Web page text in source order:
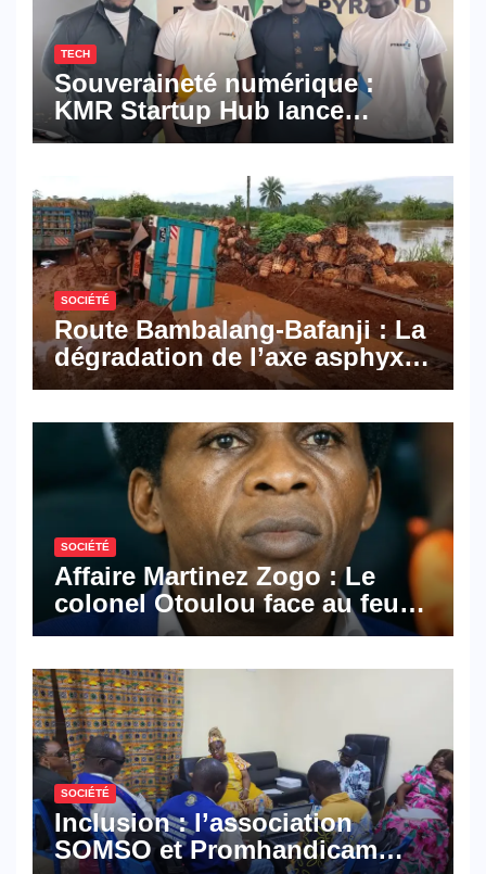
TECH
Souveraineté numérique :
KMR Startup Hub lance
Pyramid Browser et Pyramid
numériques made in
Cameroon
SOCIÉTÉ
Route Bambalang-Bafanji : La
dégradation de l’axe asphyxie
les activités économiques
SOCIÉTÉ
Affaire Martinez Zogo : Le
colonel Otoulou face au feu
croisé des avocats de la
SOCIÉTÉ
Inclusion : l’association
SOMSO et Promhandicam